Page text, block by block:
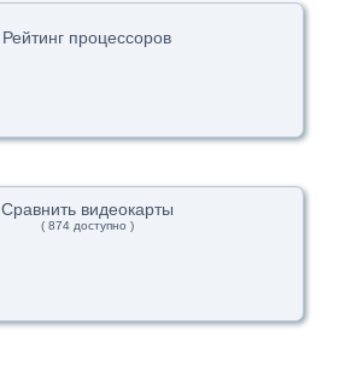
Рейтинг процессоров
Сравнить видеокарты
( 874 доступно )